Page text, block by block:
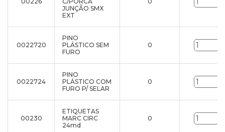
JUNÇÃO SMX
EXT
0022720
PINO
PLÁSTICO SEM
FURO
0
0022724
PINO
PLÁSTICO COM
FURO P/ SELAR
0
00230
ETIQUETAS
MARC CIRC
24md
0